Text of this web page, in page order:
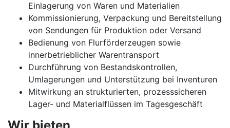
Einlagerung von Waren und Materialien
Kommissionierung, Verpackung und Bereitstellung
von Sendungen für Produktion oder Versand
Bedienung von Flurförderzeugen sowie
innerbetrieblicher Warentransport
Durchführung von Bestandskontrollen,
Umlagerungen und Unterstützung bei Inventuren
Mitwirkung an strukturierten, prozesssicheren
Lager- und Materialflüssen im Tagesgeschäft